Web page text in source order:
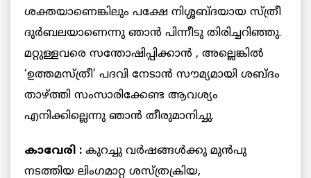
ശക്തയാണെങ്കിലും പക്ഷേ നിശ്ശബ്ദയായ സ്ത്രീ
ദുര്‍ബലയാണെന്നു ഞാന്‍ പിന്നീടു തിരിച്ചറിഞ്ഞു.
മറ്റുള്ളവരെ സന്തോഷിപ്പിക്കാന്‍ , അല്ലെങ്കില്‍
‘ഉത്തമസ്ത്രീ’ പദവി നേടാന്‍ സൗമ്യമായി ശബ്ദം
താഴ്ത്തി സംസാരിക്കേണ്ട ആവശ്യം
എനിക്കില്ലെന്നു ഞാന്‍ തീരുമാനിച്ചു.
കാവേരി : കുറച്ചു വര്‍ഷങ്ങള്‍ക്കു മുന്‍പു
നടത്തിയ ലിംഗമാറ്റ ശസ്ത്രക്രിയ,